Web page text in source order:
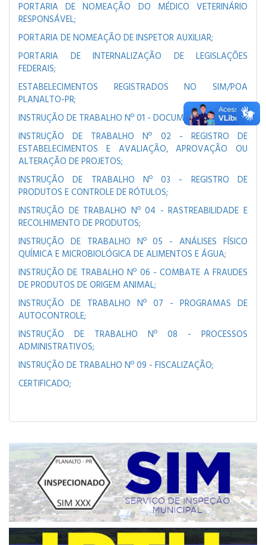
PORTARIA DE NOMEAÇÃO DO MÉDICO VETERINÁRIO
RESPONSÁVEL;
PORTARIA DE NOMEAÇÃO DE INSPETOR AUXILIAR;
PORTARIA DE INTERNALIZAÇÃO DE LEGISLAÇÕES
FEDERAIS;
ESTABELECIMENTOS REGISTRADOS NO SIM/POA
PLANALTO-PR;
INSTRUÇÃO DE TRABALHO Nº 01 - DOCUMENTOS;
INSTRUÇÃO DE TRABALHO Nº 02 - REGISTRO DE
ESTABELECIMENTOS E AVALIAÇÃO, APROVAÇÃO OU
ALTERAÇÃO DE PROJETOS;
INSTRUÇÃO DE TRABALHO Nº 03 - REGISTRO DE
PRODUTOS E CONTROLE DE RÓTULOS;
INSTRUÇÃO DE TRABALHO Nº 04 -RASTREABILIDADE E
RECOLHIMENTO DE PRODUTOS;
INSTRUÇÃO DE TRABALHO Nº 05 -ANÁLISES FÍSICO
QUÍMICA E MICROBIOLÓGICA DE ALIMENTOS E ÁGUA;
INSTRUÇÃO DE TRABALHO Nº 06 -COMBATE A FRAUDES
DE PRODUTOS DE ORIGEM ANIMAL;
INSTRUÇÃO DE TRABALHO Nº 07 - PROGRAMAS DE
AUTOCONTROLE;
INSTRUÇÃO DE TRABALHO Nº 08 - PROCESSOS
ADMINISTRATIVOS;
INSTRUÇÃO DE TRABALHO Nº 09 -FISCALIZAÇÃO;
CERTIFICADO;